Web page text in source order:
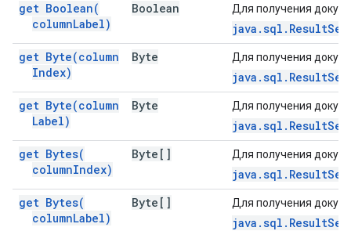
get Boolean(
columnLabel)
Boolean Для получения
get Byte(column
Index)
Byte Для получения
get Byte(column
Label)
Byte Для получения
get Bytes(
columnIndex)
Byte[] Для получения
get Bytes(
columnLabel)
Byte[] Для получения